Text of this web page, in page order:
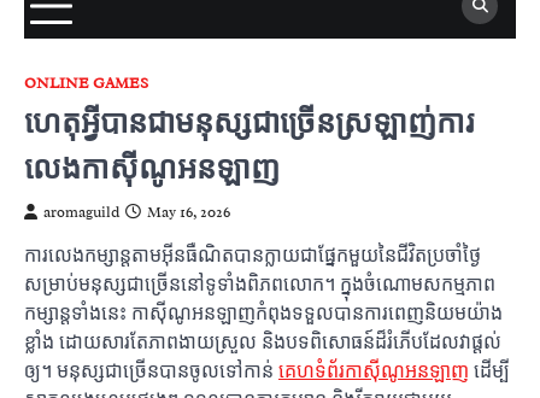
ONLINE GAMES
ហេតុអ្វីបានជាមនុស្សជាច្រើនស្រឡាញ់ការ
លេងកាស៊ីណូអនឡាញ
aromaguild May 16, 2026
ការលេងកម្សាន្តតាមអ៊ីនធឺណិតបានក្លាយជាផ្នែកមួយនៃជីវិតប្រចាំថ្ងៃ
សម្រាប់មនុស្សជាច្រើននៅទូទាំងពិភពលោក។ ក្នុងចំណោមសកម្មភាព
កម្សាន្តទាំងនេះ កាស៊ីណូអនឡាញកំពុងទទួលបានការពេញនិយមយ៉ាង
ខ្លាំង ដោយសារតែភាពងាយស្រួល និងបទពិសោធន៍ដ៏រំភើបដែលវាផ្តល់
ឲ្យ។ មនុស្សជាច្រើនបានចូលទៅកាន់ គេហទំព័រកាស៊ីណូអនឡាញ ដើម្បី